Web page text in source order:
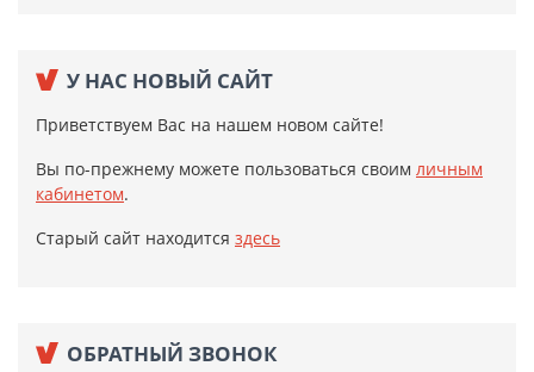
У НАС НОВЫЙ САЙТ
Приветствуем Вас на нашем новом сайте!
Вы по-прежнему можете пользоваться своим личным
кабинетом.
Старый сайт находится здесь
ОБРАТНЫЙ ЗВОНОК